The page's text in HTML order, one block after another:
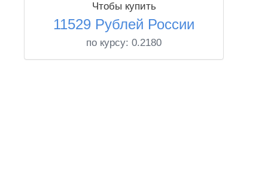
Чтобы купить
11529 Рублей России
по курсу: 0.2180